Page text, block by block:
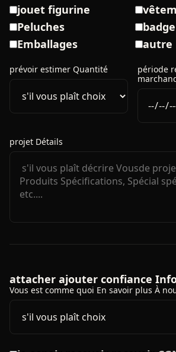
jouet figurine
Peluches
Emballages
autre
prévoir estimer Quantité
période
projet Détails
attacher ajouter confiance
Vous est comme quoi En savoir plus À